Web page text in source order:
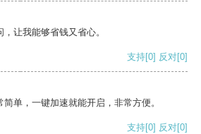
让我能够省钱又省心。
支持[0] 反对[0]
单，一键加速就能开启，非常方便。
支持[0] 反对[0]